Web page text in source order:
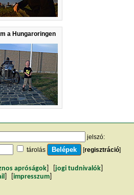
a Hungaroringen
jelszó:
tárolás
[regisztráció]
apróságok jogi tudnivalók
impresszum]